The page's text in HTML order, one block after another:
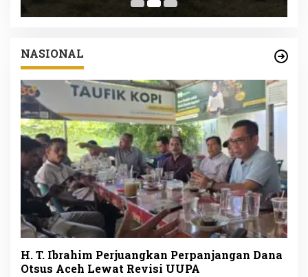
NASIONAL
H. T. Ibrahim Perjuangkan Perpanjangan Dana
Otsus Aceh Lewat Revisi UUPA